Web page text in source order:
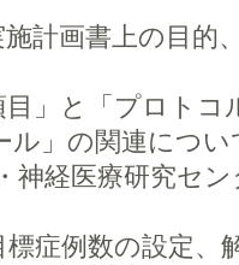
施計画書上の目的
目」と「プロトコ
ル」の関連につい
神経医療研究
標症例数の設定、